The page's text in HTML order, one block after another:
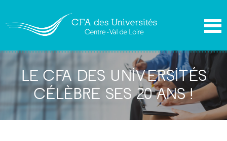
LE CFA DES UNIVERSITÉS
CÉLÈBRE SES 20 ANS !